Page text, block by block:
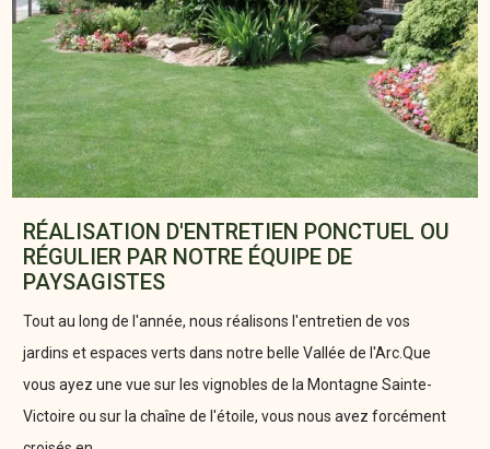
RÉALISATION D'ENTRETIEN PONCTUEL OU
RÉGULIER PAR NOTRE ÉQUIPE DE
PAYSAGISTES
Tout au long de l'année, nous réalisons l'entretien de vos
jardins et espaces verts dans notre belle Vallée de l'Arc.Que
vous ayez une vue sur les vignobles de la Montagne Sainte-
Victoire ou sur la chaîne de l'étoile, vous nous avez forcément